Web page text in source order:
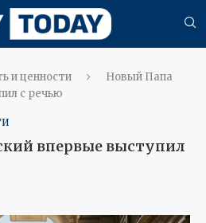
и ценности
Новый Папа
с речью
впервые выступил